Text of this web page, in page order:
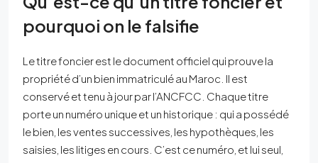
pourquoi on le falsifie
Le titre foncier est le document officiel qui prouve la
propriété d’un bien immatriculé au Maroc. Il est
conservé et tenu à jour par l’ANCFCC. Chaque titre
porte un numéro unique et un historique : qui a possédé
le bien, les ventes successives, les hypothèques, les
saisies, les litiges en cours. C’est ce numéro, et lui seul,